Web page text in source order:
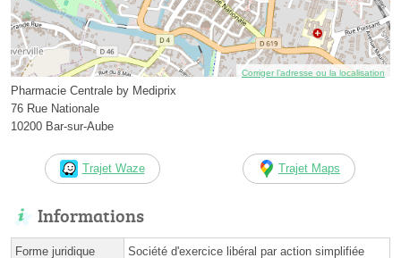
Corriger l’adresse ou la localisation
Pharmacie Centrale by Mediprix
76 Rue Nationale
10200 Bar-sur-Aube
Trajet Waze Trajet Maps
Informations
Forme juridique Société d'exercice libéral par action simplifiée